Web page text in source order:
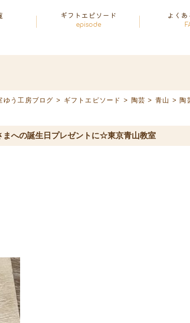
ギフトエピソード
episode
よく
ゆう工房ブログ > ギフトエピソード > 陶芸 > 青山 > 陶
への誕生日プレゼントに☆東京青山教室